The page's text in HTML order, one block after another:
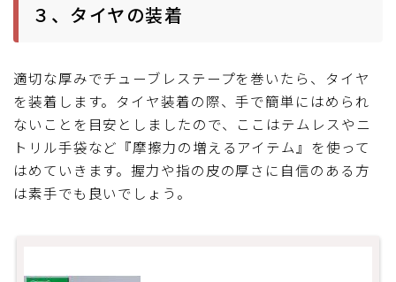
３、タイヤの装着
適切な厚みでチューブレステープを巻いたら、タイヤ
を装着します。タイヤ装着の際、手で簡単にはめられ
ないことを目安としましたので、ここはテムレスやニ
トリル手袋など『摩擦力の増えるアイテム』を使って
はめていきます。握力や指の皮の厚さに自信のある方
は素手でも良いでしょう。